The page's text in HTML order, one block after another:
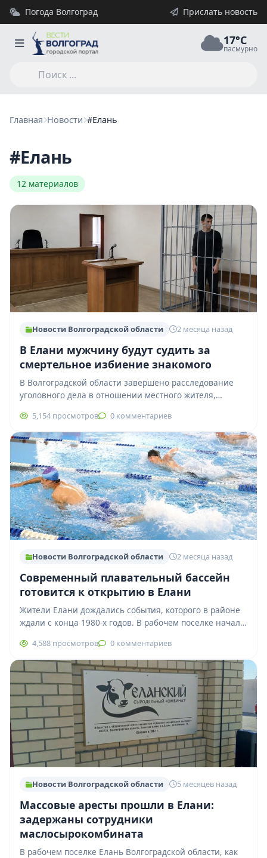
Погода Волгоград Прислать новость
17°C
пасмурно
Главная Новости #Елань
#Елань
12 материалов
Новости Волгоградской области 2 месяца назад
В Елани мужчину будут судить за
смертельное избиение знакомого
В Волгоградской области завершено расследование
уголовного дела в отношении местного жителя,
повлекшего смерть человека.…
5,154 просмотров 0 комментариев
Новости Волгоградской области 2 месяца назад
Современный плавательный бассейн
готовится к открытию в Елани
Жители Елани дождались события, которого в районе
ждали с конца 1980-х годов. В рабочем поселке начал
4,588 просмотров 0 комментариев
Новости Волгоградской области 5 месяцев назад
Массовые аресты прошли в Елани:
задержаны сотрудники
маслосырокомбината
В рабочем поселке Елань Волгоградской области, как